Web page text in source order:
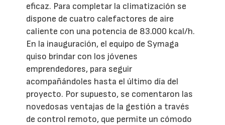
eficaz. Para completar la climatización se
dispone de cuatro calefactores de aire
caliente con una potencia de 83.000 kcal/h.
En la inauguración, el equipo de Symaga
quiso brindar con los jóvenes
emprendedores, para seguir
acompañándoles hasta el último día del
proyecto. Por supuesto, se comentaron las
novedosas ventajas de la gestión a través
de control remoto, que permite un cómodo